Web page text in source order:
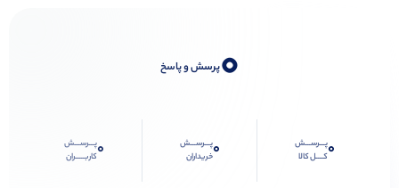
0پرسش و پاسخ
0پـــرســـش
کــــل کالا
0پـــرســـش
خریداران
0پـــرســـش
کاربـــــران